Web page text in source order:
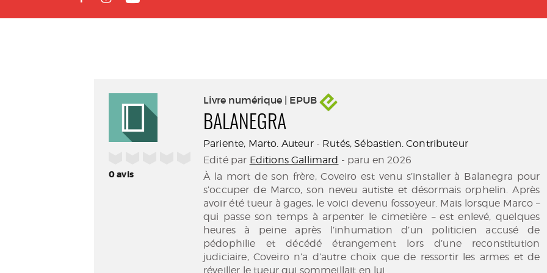
0avis
Livre numérique | EPUB
BALANEGRA
Pariente, Marto. Auteur- Rutés, Sébastien. Contributeur
Edité par Editions Gallimard - paru en 2026
À la mort de son frère, Coveiro est venu s’installer à Balanegra pour
s’occuper de Marco, son neveu autiste et désormais orphelin. Après
avoir été tueur à gages, le voici devenu fossoyeur. Mais lorsque Marco –
qui passe son temps à arpenter le cimetière – est enlevé, quelques
heures à peine après l’inhumation d’un politicien accusé de
pédophilie et décédé étrangement lors d’une reconstitution
judiciaire, Coveiro n’a d’autre choix que de ressortir les armes et de
réveiller le tueur qui sommeillait en lui.